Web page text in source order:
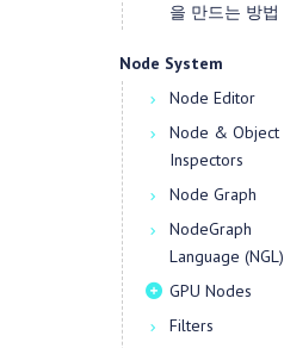
을 만드는 방법
Node System
Node Editor
Node & Object
Inspectors
Node Graph
NodeGraph
Language (NGL)
GPU Nodes
Filters